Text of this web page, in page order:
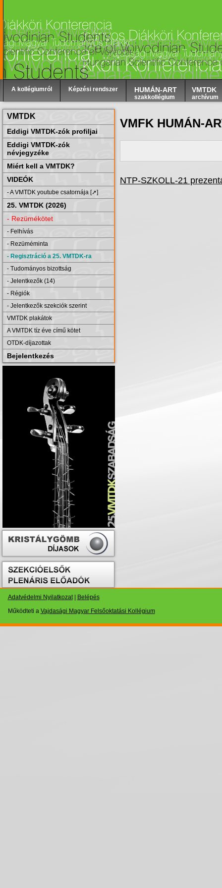
A kollégiumról Képzési rendszer HUMÁN-ART
szakkollégium
VMTDK
archívum
VMTDK
Eddigi VMTDK-zók profiljai
Eddigi VMTDK-zók
névjegyzéke
Miért kell a VMTDK?
VIDEÓK
- A VMTDK youtube csatornája [➚]
25. VMTDK (2026)
- Rezümékötet
- Felhívás
- Rezüméminta
- Regisztráció a 25. VMTDK-ra
- Tudományos bizottság
- Jelentkezők (14)
- Régiók
- Jelentkezők szekciók szerint
VMTDK plakátok
A VMTDK tíz éve című kötet
OTDK-díjazottak
Bejelentkezés
VMFK HUMÁN-
NTP-SZKOLL-21
Adatvédelmi Nyilatkozat|
Belépés
Működteti a Vajdasági Magyar Felsőoktatási Kollégium